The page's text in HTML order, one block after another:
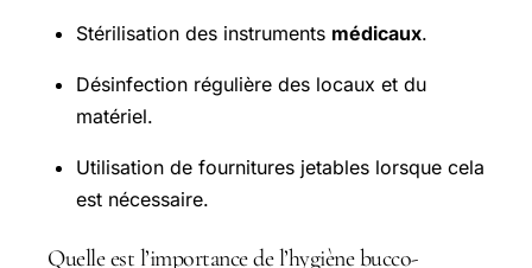
Stérilisation des instruments médicaux.
Désinfection régulière des locaux et du
matériel.
Utilisation de fournitures jetables lorsque cela
est nécessaire.
Quelle est l’importance de l’hygiène bucco-